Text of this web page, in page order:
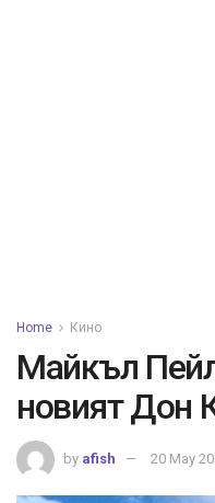
Home Кино
Майкъл
новият Дон
by afish 20 May